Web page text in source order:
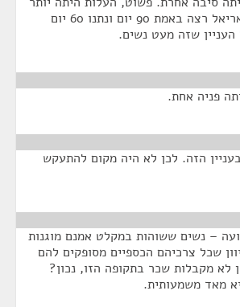
קטנה. חבר הכנסת אריאל רצה באמת 90 יום ונתנו 60 יום
שזה מעט נשים.
פניה אחת.
הזה. לכן לא היה מקום להתעקש
– נשים ששוהות במקלט אמנם מוגנות
שכל צרכיהם הכספיים מסופקים להם
לא מקבלות שכר בתקופה הזו, נכון?
מאד משמעותית.